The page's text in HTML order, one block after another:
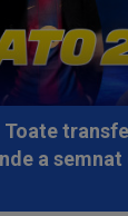
de gradul
la FCSB...
după ce
Denis Drăguș,
Toate
a semnat